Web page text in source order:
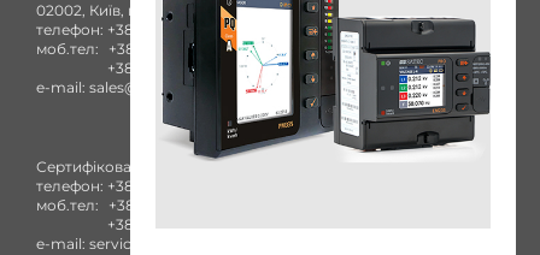
02002, Київ, вул. Комбінатна, 25А
телефон: +38 (044) 332-84-27
моб.тел:
+38 (050) 753-40-93
+38 (096) 436-73-38
e-mail: sales@satec-global.com.ua
Сертифікований сервісний центр
телефон: +38 (044) 332-84-27
моб.тел:
+38 (050) 753-40-93
+38 (096) 436-73-38
e-mail: service@satec-global.com.ua